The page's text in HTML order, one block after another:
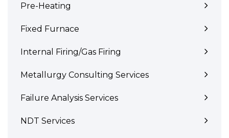
Pre-Heating
Fixed Furnace
Internal Firing/Gas Firing
Metallurgy Consulting Services
Failure Analysis Services
NDT Services